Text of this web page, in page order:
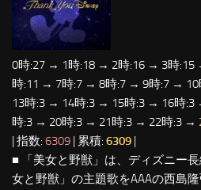
0時:27 → 1時:18 → 2時:16 → 3時
時:11 → 7時:7 → 8時:7 → 9時:7 →
13時:3 → 14時:3 → 15時:3 → 16時
時:3 → 20時:3 → 21時:3 → 22時:3 →
| 指数: 6309 | 累積: 6309 |
■ 「美女と野獣」は、ディズニー
女と野獣」の主題歌をAAAの西島